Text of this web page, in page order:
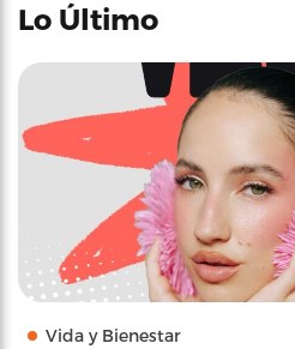
Lo Último
Vida y Bienestar